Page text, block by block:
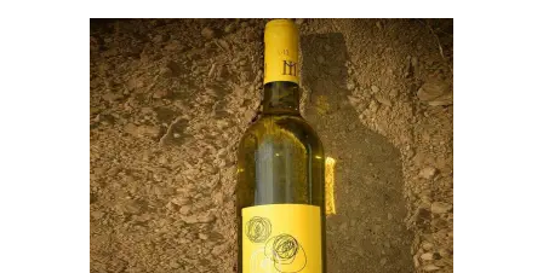
Colleita
Propia
Blanco
cantidad
AÑADIR AL CARRITO